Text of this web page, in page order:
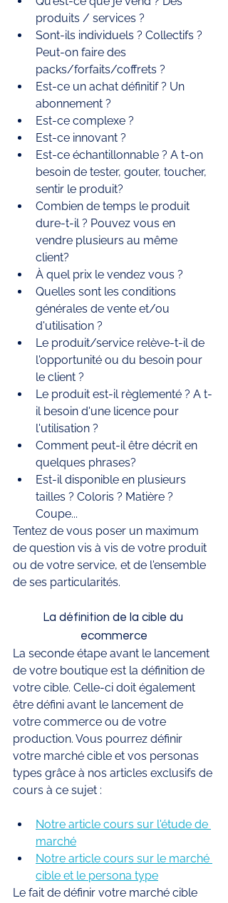
produits / services ?
Sont-ils individuels ? Collectifs ?
Peut-on faire des
packs/forfaits/coffrets ?
Est-ce un achat définitif ? Un
abonnement ?
Est-ce complexe ?
Est-ce innovant ?
Est-ce échantillonnable ? A t-on
besoin de tester, gouter, toucher,
sentir le produit?
Combien de temps le produit
dure-t-il ? Pouvez vous en
vendre plusieurs au même
client?
À quel prix le vendez vous ?
Quelles sont les conditions
générales de vente et/ou
d'utilisation ?
Le produit/service relève-t-il de
l'opportunité ou du besoin pour
le client ?
Le produit est-il règlementé ? A t-
il besoin d'une licence pour
l'utilisation ?
Comment peut-il être décrit en
quelques phrases?
Est-il disponible en plusieurs
tailles ? Coloris ? Matière ?
Coupe...
Tentez de vous poser un maximum
de question vis à vis de votre produit
ou de votre service, et de l'ensemble
de ses particularités.
La définition de la cible du
ecommerce
La seconde étape avant le lancement
de votre boutique est la définition de
votre cible. Celle-ci doit également
être défini avant le lancement de
votre commerce ou de votre
production. Vous pourrez définir
votre marché cible et vos personas
types grâce à nos articles exclusifs de
cours à ce sujet :
Notre article cours sur l'étude de
marché
Notre article cours sur le marché
cible et le persona type
Le fait de définir votre marché cible